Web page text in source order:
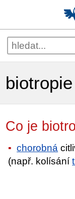
biotropie
Co je
chorobná
(např. kolísání